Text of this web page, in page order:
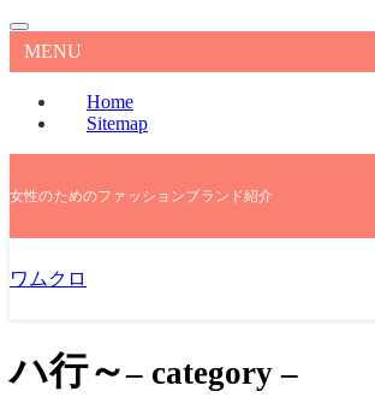
MENU
Home
Sitemap
女性のためのファッションブランド紹介
ワムクロ
ハ行～– category –